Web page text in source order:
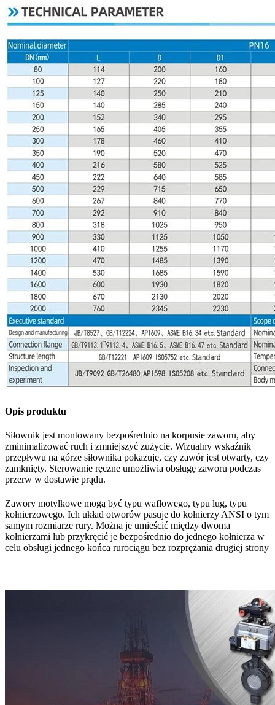
Opis produktu
Siłownik jest montowany bezpośrednio na korpusie zaworu, aby
zminimalizować ruch i zmniejszyć zużycie. Wizualny wskaźnik
przepływu na górze siłownika pokazuje, czy zawór jest otwarty, czy
zamknięty. Sterowanie ręczne umożliwia obsługę zaworu podczas
przerw w dostawie prądu.
Zawory motylkowe mogą być typu waflowego, typu lug, typu
kołnierzowego. Ich układ otworów pasuje do kołnierzy ANSI o tym
samym rozmiarze rury. Można je umieścić między dwoma
kołnierzami lub przykręcić je bezpośrednio do jednego kołnierza w
celu obsługi jednego końca rurociągu bez rozprężania drugiej strony